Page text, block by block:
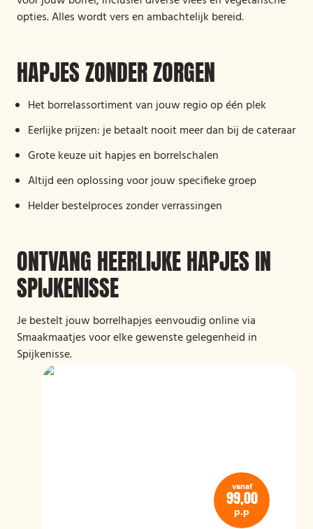
opties. Alles wordt vers en ambachtelijk bereid.
HAPJES ZONDER ZORGEN
Het borrelassortiment van jouw regio op één plek
Eerlijke prijzen: je betaalt nooit meer dan bij de cateraar
Grote keuze uit hapjes en borrelschalen
Altijd een oplossing voor jouw specifieke groep
Helder bestelproces zonder verrassingen
ONTVANG HEERLIJKE HAPJES IN
SPIJKENISSE
Je bestelt jouw borrelhapjes eenvoudig online via
Smaakmaatjes voor elke gewenste gelegenheid in
Spijkenisse.
vanaf
99,00
p.p